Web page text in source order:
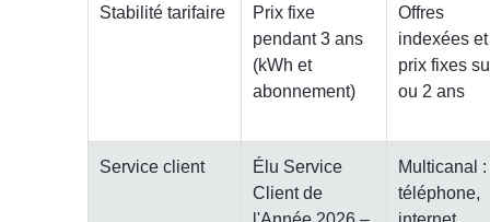
Stabilité tarifaire
Prix fixe
pendant 3 ans
(kWh et
abonnement)
Offres
indexées et
prix fixes
ou 2 ans
Service client
Élu Service
Client de
Multicanal :
téléphone,